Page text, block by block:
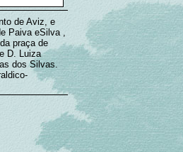
de Aviz, e
Paiva eSilva ,
praça de
D. Luiza
dos Silvas.